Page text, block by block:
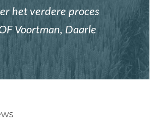
het verdere proces
Voortman, Daarle